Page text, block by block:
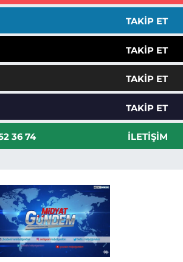
TAKIP ET
TAKIP ET
TAKIP ET
TAKIP ET
36 74 İLETIŞIM